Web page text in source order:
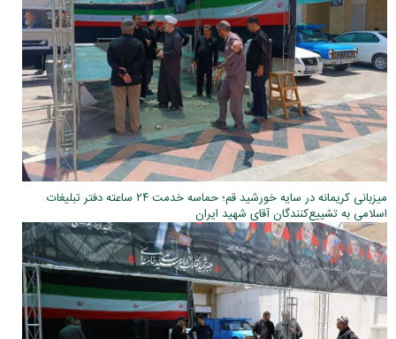
میزبانی کریمانه در سایه خورشید قم؛ حماسه خدمت ۲۴ ساعته دفتر تبلیغات
اسلامی به تشییع‌کنندگان آقای شهید ایران